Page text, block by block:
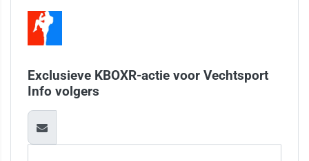
Exclusieve KBOXR-actie voor Vechtsport
Info volgers